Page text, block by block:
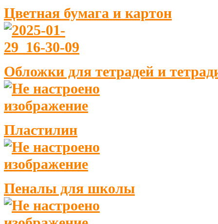
Цветная бумага и картон
Обложки для тетрадей и
Пластилин
Пеналы для школы